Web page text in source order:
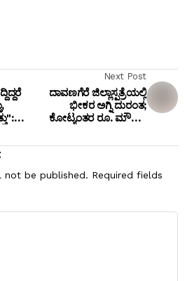
Next Post
ದಾವಣಗೆರೆ ಜಿಲ್ಲಾಸ್ಪತ್ರೆಯಲ್ಲಿ
ಭೀಕರ ಅಗ್ನಿ ದುರಂತ;
ಕೋಟ್ಯಂತರ ರೂ. ಮೌಲ್ಯದ
ಸುಟ್ಟು ಕರಕಲು
not be published. Required fields